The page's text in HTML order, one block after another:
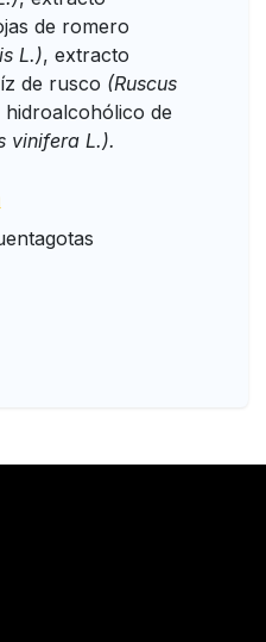
de romero
L.), extracto
de rusco (Ruscus
de
vinifera L.).